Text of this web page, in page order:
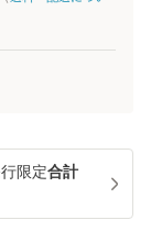
限定合計